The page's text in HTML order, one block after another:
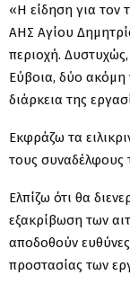
«Η είδηση για τον
ΑΗΣ Αγίου
περιοχή.
Εύβοια, δύο ακόμη
διάρκεια της
Εκφράζω τα
τους συναδέλφους
Ελπίζω ότι θα
εξακρίβωση των
αποδοθούν
προστασίας των